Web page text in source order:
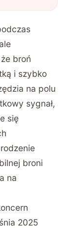
broń
i szybko
na polu
sygnał,
się
broni
na
2025